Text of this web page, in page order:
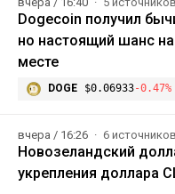
Dogecoin получил
но настоящий шанс
месте
DOGE $0.06933-0.47%
вчера / 16:26 6 источников
Новозеландский
укрепления доллара